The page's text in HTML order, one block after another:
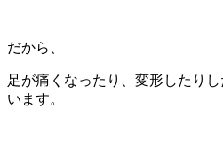
だから、
足が痛くなったり、変形したり
います。